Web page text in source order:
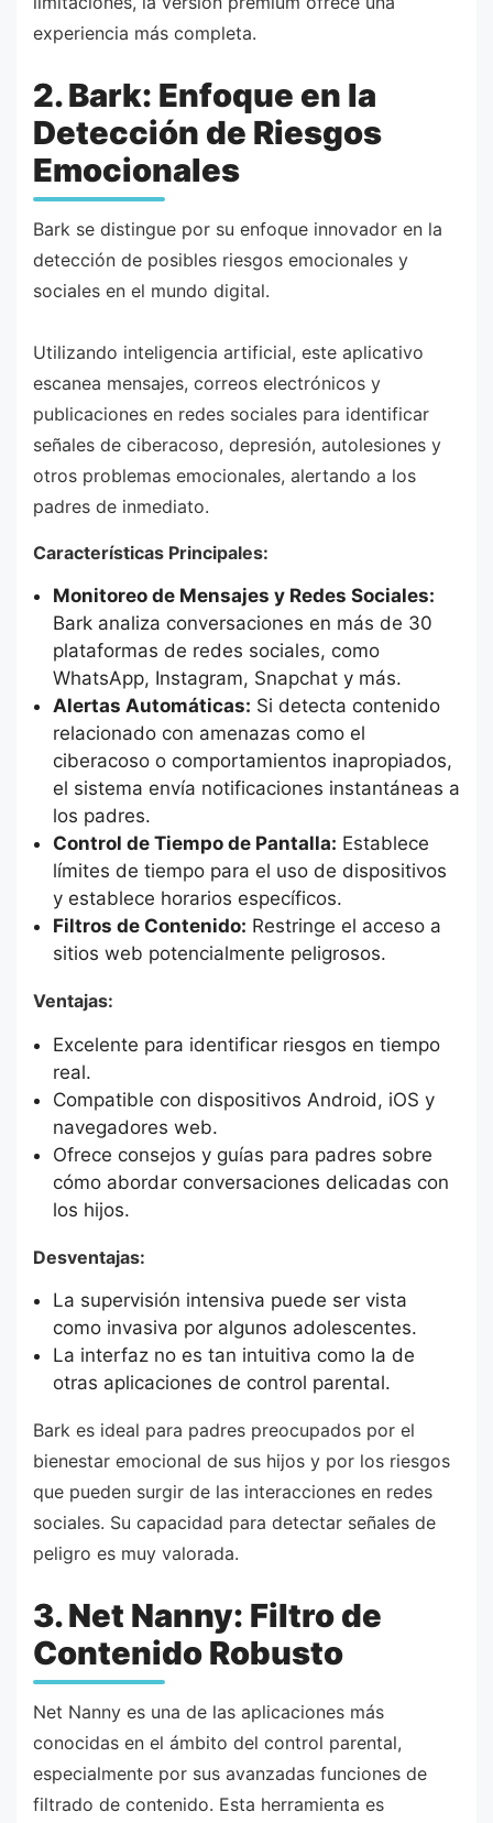
experiencia más completa.
2. Bark: Enfoque en la
Detección de Riesgos
Emocionales
Bark se distingue por su enfoque innovador en la
detección de posibles riesgos emocionales y
sociales en el mundo digital.
Utilizando inteligencia artificial, este aplicativo
escanea mensajes, correos electrónicos y
publicaciones en redes sociales para identificar
señales de ciberacoso, depresión, autolesiones y
otros problemas emocionales, alertando a los
padres de inmediato.
Características Principales:
Monitoreo de Mensajes y Redes Sociales:
Bark analiza conversaciones en más de 30
plataformas de redes sociales, como
WhatsApp, Instagram, Snapchat y más.
Alertas Automáticas: Si detecta contenido
relacionado con amenazas como el
ciberacoso o comportamientos inapropiados,
el sistema envía notificaciones instantáneas a
los padres.
Control de Tiempo de Pantalla: Establece
límites de tiempo para el uso de dispositivos
y establece horarios específicos.
Filtros de Contenido: Restringe el acceso a
sitios web potencialmente peligrosos.
Ventajas:
Excelente para identificar riesgos en tiempo
real.
Compatible con dispositivos Android, iOS y
navegadores web.
Ofrece consejos y guías para padres sobre
cómo abordar conversaciones delicadas con
los hijos.
Desventajas:
La supervisión intensiva puede ser vista
como invasiva por algunos adolescentes.
La interfaz no es tan intuitiva como la de
otras aplicaciones de control parental.
Bark es ideal para padres preocupados por el
bienestar emocional de sus hijos y por los riesgos
que pueden surgir de las interacciones en redes
sociales. Su capacidad para detectar señales de
peligro es muy valorada.
3. Net Nanny: Filtro de
Contenido Robusto
Net Nanny es una de las aplicaciones más
conocidas en el ámbito del control parental,
especialmente por sus avanzadas funciones de
filtrado de contenido. Esta herramienta es